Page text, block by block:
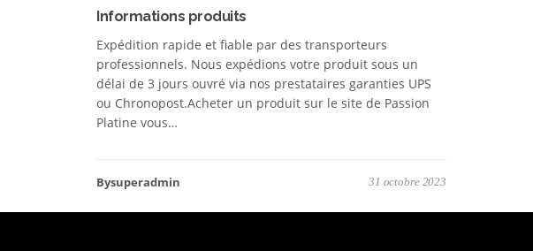
Informations produits
Expédition rapide et fiable par des transporteurs
professionnels. Nous expédions votre produit sous un
délai de 3 jours ouvré via nos prestataires garanties UPS
ou Chronopost.Acheter un produit sur le site de Passion
Platine vous…
Bysuperadmin 31 octobre 2023